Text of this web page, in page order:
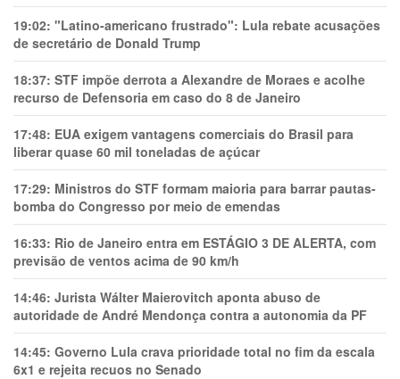
19:02: "Latino-americano frustrado": Lula rebate acusações
de secretário de Donald Trump
18:37: STF impõe derrota a Alexandre de Moraes e acolhe
recurso de Defensoria em caso do 8 de Janeiro
17:48: EUA exigem vantagens comerciais do Brasil para
liberar quase 60 mil toneladas de açúcar
17:29: Ministros do STF formam maioria para barrar pautas-
bomba do Congresso por meio de emendas
16:33: Rio de Janeiro entra em ESTÁGIO 3 DE ALERTA, com
previsão de ventos acima de 90 km/h
14:46: Jurista Wálter Maierovitch aponta abuso de
autoridade de André Mendonça contra a autonomia da PF
14:45: Governo Lula crava prioridade total no fim da escala
6x1 e rejeita recuos no Senado